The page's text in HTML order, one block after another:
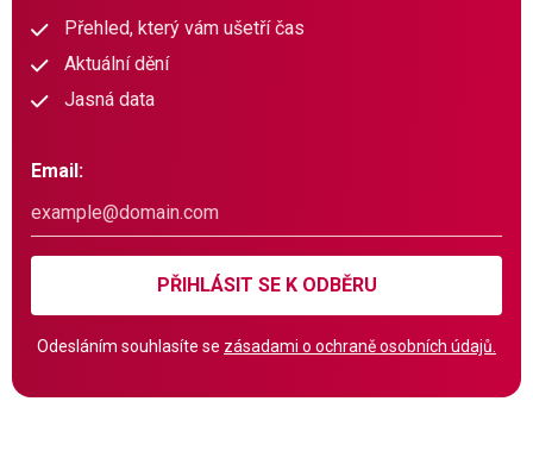
Přehled, který vám ušetří čas
Aktuální dění
Jasná data
Email:
PŘIHLÁSIT SE K ODBĚRU
Odesláním souhlasíte se zásadami o ochraně osobních údajů.